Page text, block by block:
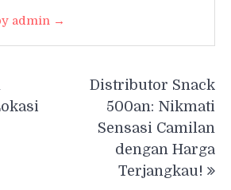
admin →
Distributor Snack
500an: Nikmati
Sensasi Camilan
dengan Harga
Terjangkau!